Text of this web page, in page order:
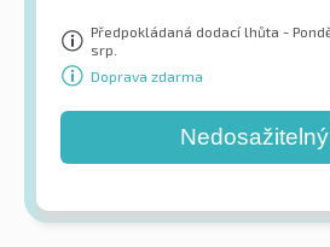
Předpokládaná dodací lhůta -
srp.
Doprava zdarma
Nedosažitelný